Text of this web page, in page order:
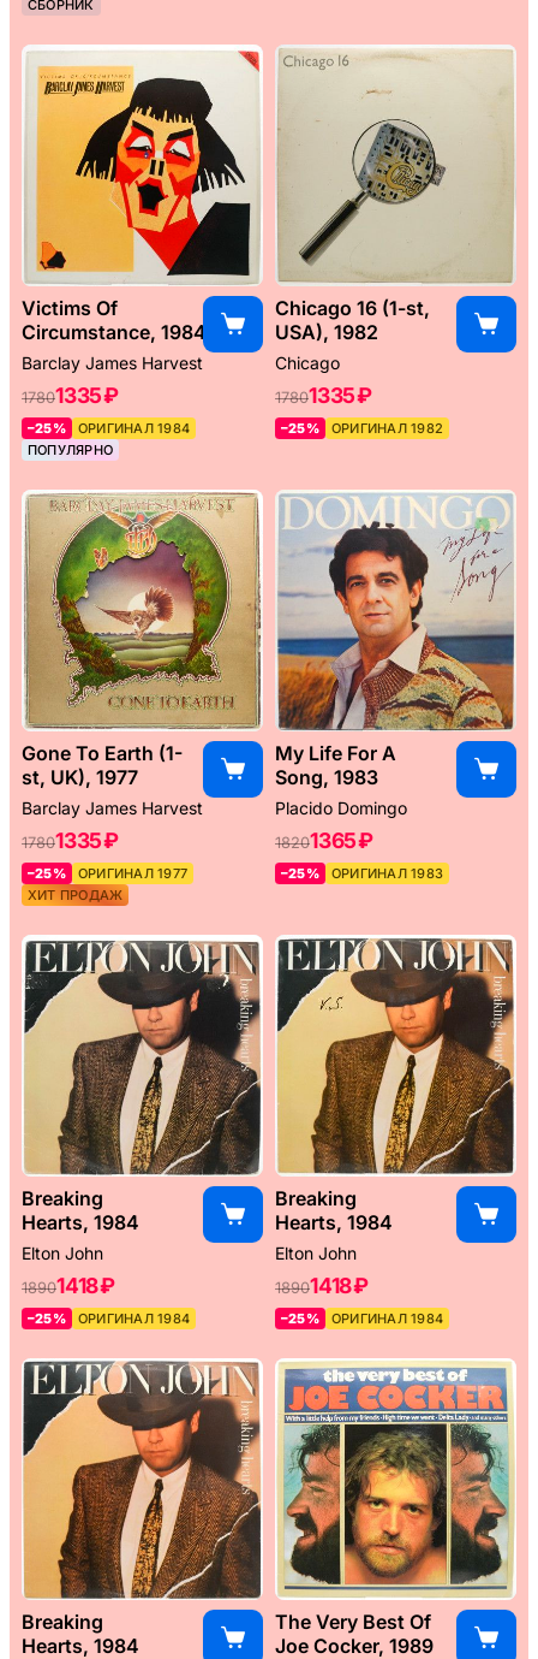
СБОРНИК
Victims Of
Circumstance, 1984
Barclay James Harvest
17801335 ₽
–25%
ОРИГИНАЛ 1984
ПОПУЛЯРНО
Chicago 16 (1-st,
USA), 1982
Chicago
17801335 ₽
–25% ОРИГИНАЛ 1982
Gone To Earth (1-
st, UK), 1977
Barclay James Harvest
17801335 ₽
–25%
ОРИГИНАЛ 1977
ХИТ ПРОДАЖ
My Life For A
Song, 1983
Placido Domingo
18201365 ₽
–25% ОРИГИНАЛ 1983
Breaking
Hearts, 1984
Elton John
18901418 ₽
–25% ОРИГИНАЛ 1984
Breaking
Hearts, 1984
Elton John
18901418 ₽
–25% ОРИГИНАЛ 1984
Breaking
Hearts, 1984
The Very Best Of
Joe Cocker, 1989